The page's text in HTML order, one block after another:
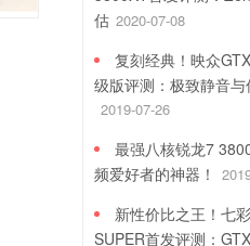
估 2020-07-08
复刻经典！映众
级版评测：极致静音
2019-07-26
最强八核锐龙7
频爱好者的神器！
新性价比之王！七
SUPER首发评测：